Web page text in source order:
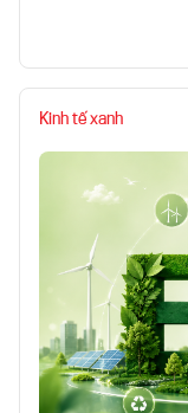
Kinh tế xanh